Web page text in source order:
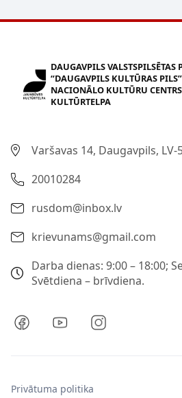
DAUGAVPILS VALSTSPILSĒTAS
“DAUGAVPILS KULTŪRAS PILS”
NACIONĀLO KULTŪRU
KULTŪRTELPA
Varšavas 14, Daugavpils, LV-
20010284
rusdom@inbox.lv
krievunams@gmail.com
Darba dienas: 9:00 – 18:00;
Svētdiena – brīvdiena.
Privātuma politika